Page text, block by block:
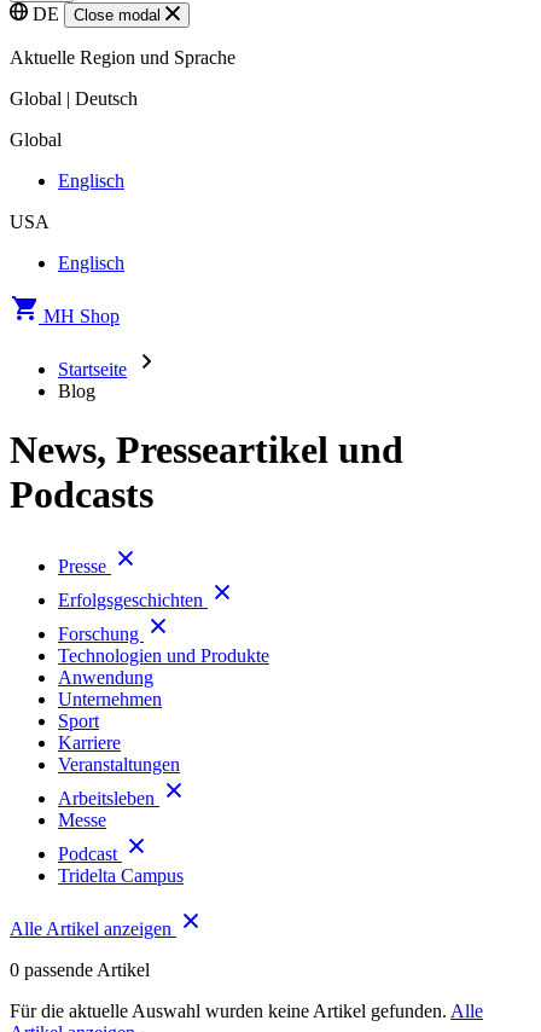
DE Close modal
Aktuelle Region und Sprache
Global | Deutsch
Global
Englisch
USA
Englisch
MH Shop
Startseite
Blog
News, Presseartikel und
Podcasts
Presse
Erfolgsgeschichten
Forschung
Technologien und Produkte
Anwendung
Unternehmen
Sport
Karriere
Veranstaltungen
Arbeitsleben
Messe
Podcast
Tridelta Campus
Alle Artikel anzeigen
0 passende Artikel
Für die aktuelle Auswahl wurden keine Artikel gefunden. Alle